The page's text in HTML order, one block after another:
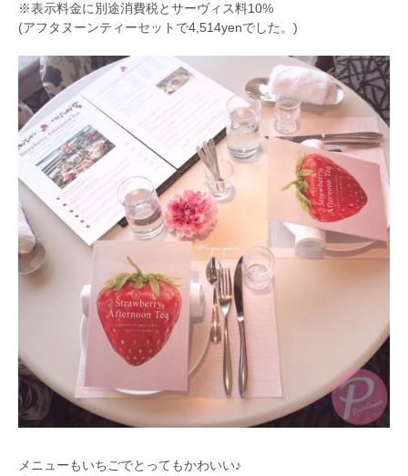
※表示料金に別途消費税とサーヴィス料10%
(アフタヌーンティーセットで4,514yenでした。)
メニューもいちごでとってもかわいい♪